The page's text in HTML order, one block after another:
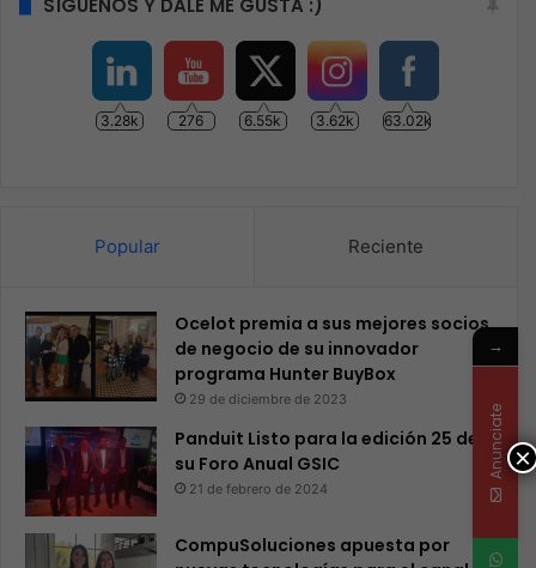
SÍGUENOS Y DALE ME GUSTA :)
3.28k 276 6.55k 3.62k 63.02k
Popular Reciente
Ocelot premia a sus mejores socios
de negocio de su innovador
programa Hunter BuyBox
29 de diciembre de 2023
Panduit Listo para la edición 25 de
su Foro Anual GSIC
21 de febrero de 2024
CompuSoluciones apuesta por
×
→
Anunciate